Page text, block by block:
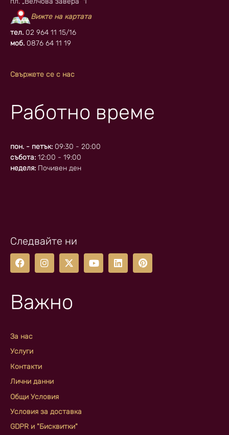
Вижте на картата
тел. 02 964 11 15/16
моб. 0876 64 11 19
Свържете се с нас
Работно време
пон. - петък: 09:30 - 20:00
събота: 12:00 - 19:00
неделя: Почивен ден
Следвайте ни
Важно
За нас
Услуги
Контакти
Лични данни
Общи Условия
Условия за доставка
GDPR и "Бисквитки"